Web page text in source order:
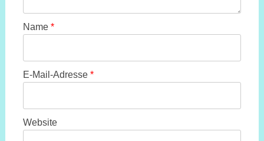
Name *
E-Mail-Adresse *
Website